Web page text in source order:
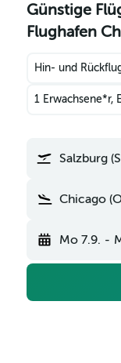
Günstige
Flughafen
Hin- und
1 Erwachsene*r,
Salzburg
Chicago
Mo 7.9. -